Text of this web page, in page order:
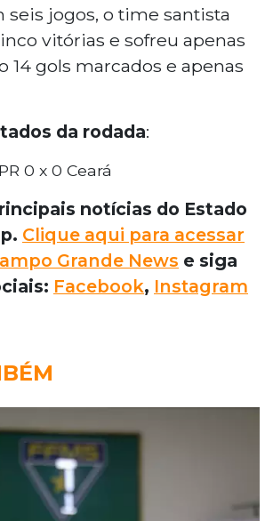
seis jogos, o time santista
vitórias e sofreu apenas
14 gols marcados e apenas
da rodada:
0 x 0 Ceará
notícias do Estado
Clique aqui para acessar
Grande News e siga
Facebook, Instagram